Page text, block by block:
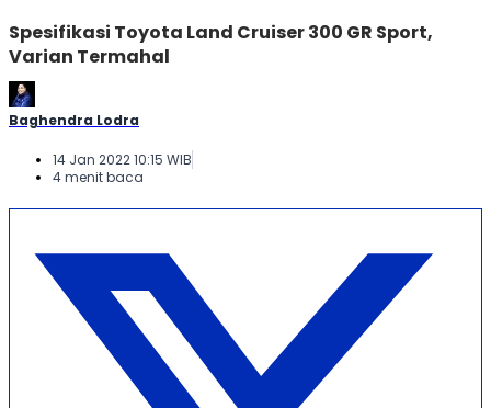
Spesifikasi Toyota Land Cruiser 300 GR Sport,
Varian Termahal
Baghendra Lodra
14 Jan 2022 10:15 WIB
4 menit baca